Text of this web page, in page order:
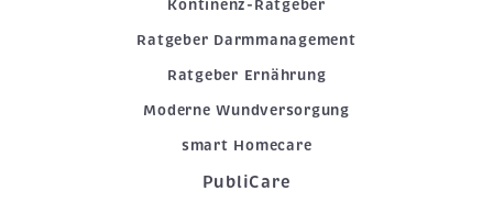
Kontinenz-Ratgeber
Ratgeber Darmmanagement
Ratgeber Ernährung
Moderne Wundversorgung
smart Homecare
PubliCare